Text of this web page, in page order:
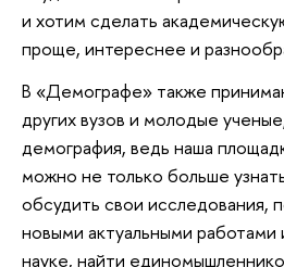
и хотим сделать
проще, интереснее и
В «Демографе» также
других вузов и молодые
демография, ведь наша
можно не только больше
обсудить свои исследования,
новыми актуальными
науке, найти